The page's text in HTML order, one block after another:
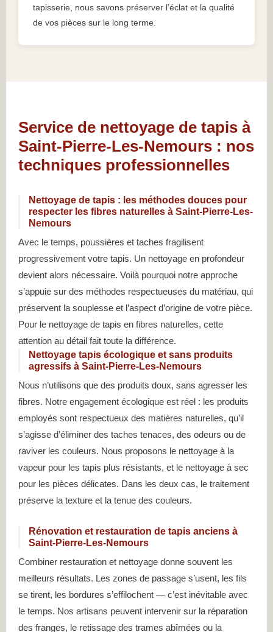
tapisserie, nous savons préserver l’éclat et la qualité
de vos pièces sur le long terme.
Service de nettoyage de tapis à
Saint-Pierre-Les-Nemours : nos
techniques professionnelles
Nettoyage de tapis : les méthodes douces pour
respecter les fibres naturelles à Saint-Pierre-Les-
Nemours
Avec le temps, poussières et taches fragilisent
progressivement votre tapis. Un nettoyage en profondeur
devient alors nécessaire. Voilà pourquoi notre approche
s’appuie sur des méthodes respectueuses du matériau, qui
préservent la souplesse et l’aspect d’origine de votre pièce.
Pour le nettoyage de tapis en fibres naturelles, cette
attention au détail fait toute la différence.
Nettoyage tapis écologique et sans produits
agressifs à Saint-Pierre-Les-Nemours
Nous n’utilisons que des produits doux, sans agresser les
fibres. Notre engagement écologique est réel : les produits
employés sont respectueux des matières naturelles, qu’il
s’agisse d’éliminer des taches tenaces, des odeurs ou de
raviver les couleurs. Nous proposons le nettoyage à la
vapeur pour les tapis plus résistants, et le nettoyage à sec
pour les pièces délicates. Dans les deux cas, le traitement
préserve la texture et la tenue des couleurs.
Rénovation et restauration de tapis anciens à
Saint-Pierre-Les-Nemours
Combiner restauration et nettoyage donne souvent les
meilleurs résultats. Les zones de passage s’usent, les fils
se tirent, les bordures s’effilochent — c’est inévitable avec
le temps. Nos artisans peuvent intervenir sur la réparation
des franges, le retissage des trames abîmées ou la